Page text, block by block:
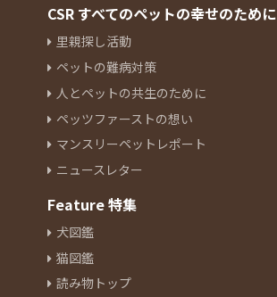
CSR すべてのペットの幸せのために
里親探し活動
ペットの難病対策
人とペットの共生のために
ペッツファーストの想い
マンスリーペットレポート
ニュースレター
Feature 特集
犬図鑑
猫図鑑
読み物トップ